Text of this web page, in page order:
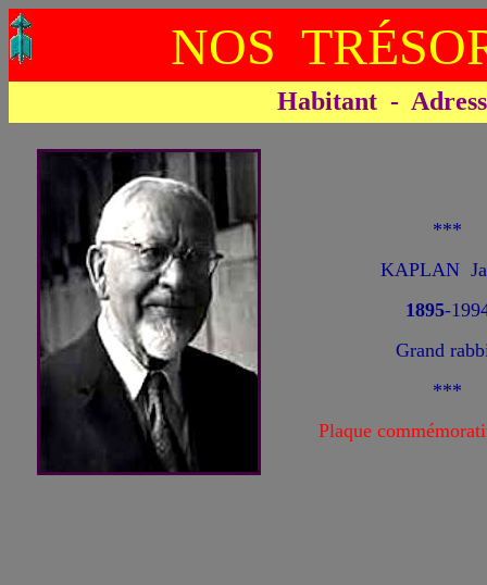
NOS
Habitant -
***
KAPLAN
1895-
Grand
***
Plaque